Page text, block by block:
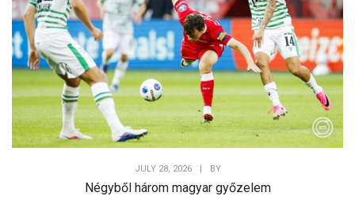
JULY 28, 2026 BY
Négyből három magyar győzelem